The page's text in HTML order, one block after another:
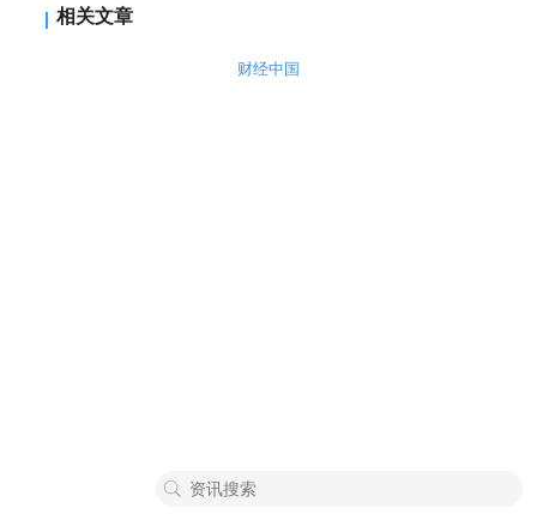
相关文章
财经中国